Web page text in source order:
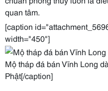
quan tâm.
[caption
width="450"]
Mộ tháp đá bán Vĩnh Long
Phật[/caption]